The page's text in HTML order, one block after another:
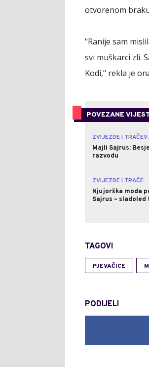
otvorenom
"Ranije sam
svi muškarci zli.
Kodi," rekla je
POVEZANE
Majli Sajrus:
razvodu
ZVIJEZDE I TRAČEVI
Njujorška moda
Sajrus – sladoled
TAGOVI
PJEVAČICE
PODIJELI